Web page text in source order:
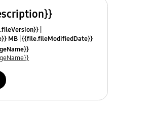
MB {{file.fileModifiedDate}}